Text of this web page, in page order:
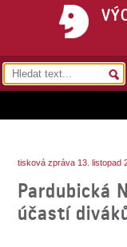
tisková zpráva 13. listopad
Pardubická
účastí